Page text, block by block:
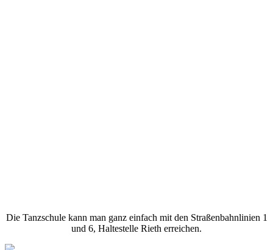
Die Tanzschule kann man ganz einfach mit den Straßenbahnlinien 1
und 6, Haltestelle Rieth erreichen.